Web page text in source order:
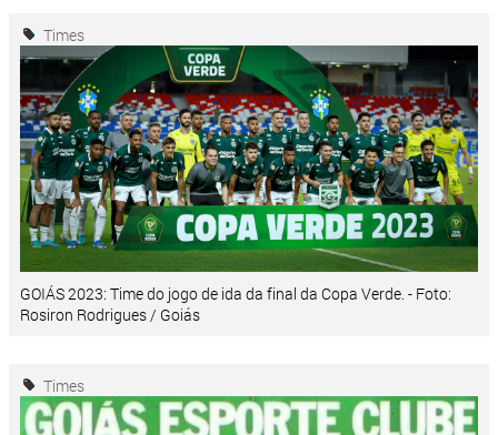
Times
GOIÁS 2023: Time do jogo de ida da final da Copa Verde. - Foto:
Rosiron Rodrigues / Goiás
Times